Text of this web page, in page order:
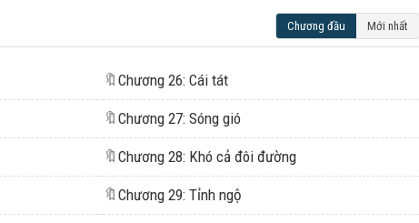
Chương đầu Mới nhất
🔖 Chương 26: Cái tát
🔖 Chương 27: Sóng gió
🔖 Chương 28: Khó cả đôi đường
🔖 Chương 29: Tỉnh ngộ